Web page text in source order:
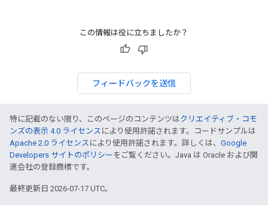
この情報は役に立ちましたか？
フィードバックを送信
特に記載のない限り、このページのコンテンツはクリエイティブ・コモ
ンズの表示 4.0 ライセンス により使用許諾されます。コードサンプルは
Apache 2.0 ライセンス により使用許諾されます。詳しくは、 Google
Developers サイトのポリシー をご覧ください。Java は Oracle および関
連会社の登録商標です。
最終更新日 2026-07-17 UTC。